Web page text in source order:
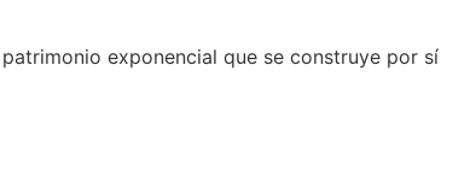
exponencial que se construye por sí